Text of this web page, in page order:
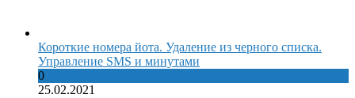
Короткие номера йота. Удаление из черного списка.
Управление SMS и минутами
0
25.02.2021